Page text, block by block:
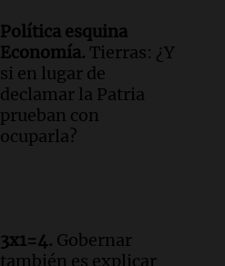
Política esquina
Economía. Tierras: ¿Y
si en lugar de
declamar la Patria
prueban con
ocuparla?
3x1=4. Gobernar
también es explicar